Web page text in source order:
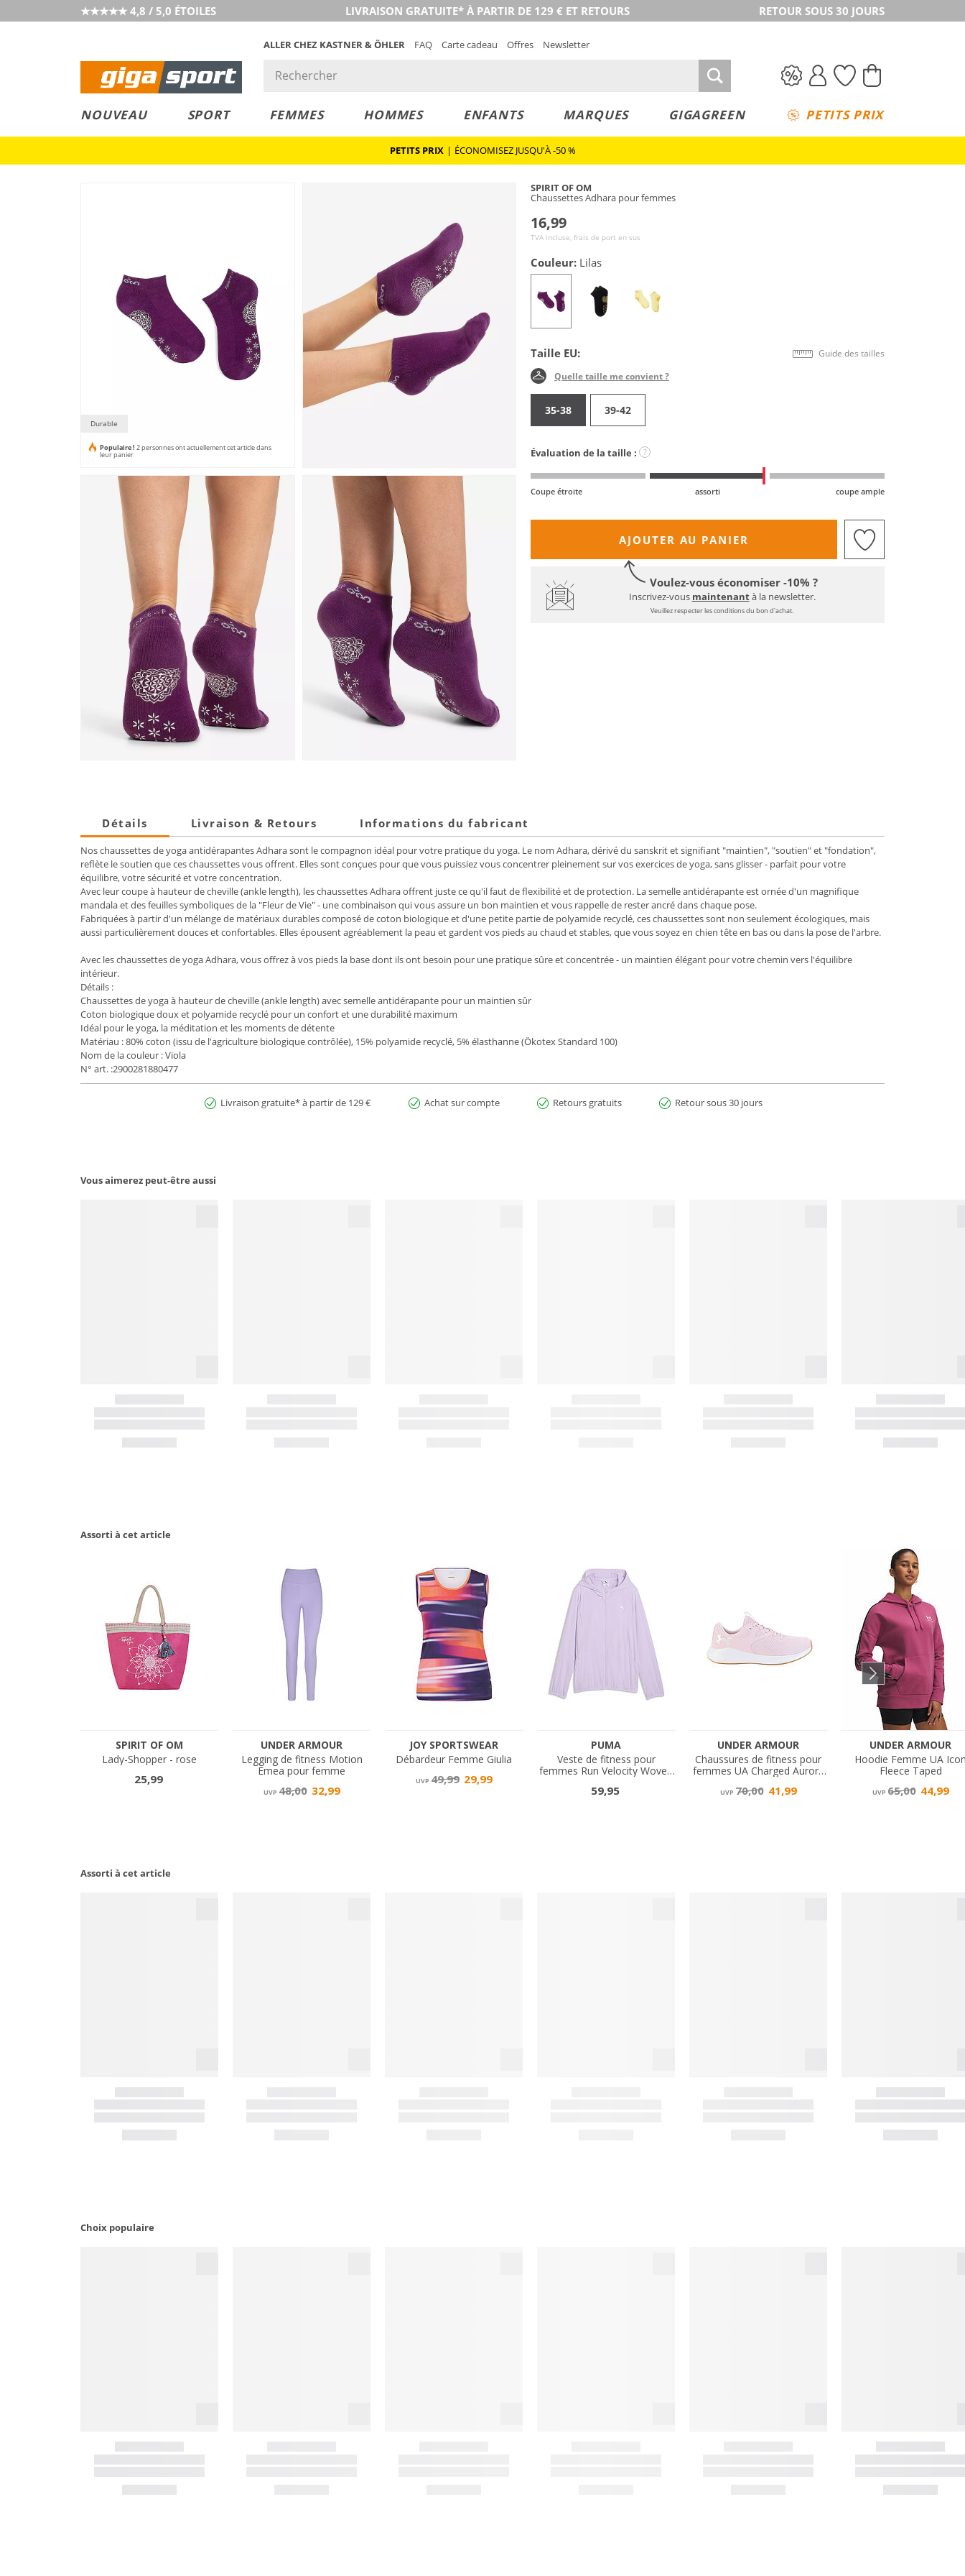
★★★★★ 4,8 / 5,0 ÉTOILES LIVRAISON GRATUITE* À PARTIR DE 129 € ET RETOURS RETOUR SOUS 30 JOURS
ALLER CHEZ KASTNER & ÖHLER FAQ Carte cadeau Offres Newsletter
NOUVEAU SPORT FEMMES HOMMES ENFANTS MARQUES GIGAGREEN PETITS PRIX
PETITS PRIX | ÉCONOMISEZ JUSQU'À -50 %
Durable
Populaire ! 2 personnes ont actuellement cet article dans
leur panier
SPIRIT OF OM
Chaussettes Adhara pour femmes
16,99
TVA incluse, frais de port en sus
Couleur: Lilas
Taille EU: Guide des tailles
Quelle taille me convient ?
35-38 39-42
Évaluation de la taille : ?
Coupe étroite assorti coupe ample
AJOUTER AU PANIER
Voulez-vous économiser -10% ?
Inscrivez-vous maintenantà la newsletter.
Veuillez respecter les conditions du bon d'achat.
Détails Livraison & Retours Informations du fabricant
Noschaussettes de yoga antidérapantes Adharasont le compagnon idéal pour votre pratique du yoga. Le nom Adhara, dérivé du sanskrit et signifiant "maintien", "soutien" et "fondation",
reflète le soutien que ces chaussettes vous offrent. Elles sont conçues pour que vous puissiez vous concentrer pleinement sur vos exercices de yoga, sans glisser - parfait pour votre
équilibre, votre sécurité et votre concentration.
Avec leur coupe à hauteur de cheville (ankle length), les chaussettesAdharaoffrent juste ce qu'il faut de flexibilité et de protection. La semelle antidérapante est ornée d'un magnifique
mandala et des feuilles symboliques de la "Fleur de Vie" - une combinaison qui vous assure un bon maintien et vous rappelle de rester ancré dans chaque pose.
Fabriquées à partir d'un mélange de matériaux durables composé de coton biologique et d'une petite partie de polyamide recyclé, ces chaussettes sont non seulement écologiques, mais
aussi particulièrement douces et confortables. Elles épousent agréablement la peau et gardent vos pieds au chaud et stables, que vous soyez en chien tête en bas ou dans la pose de l'arbre.
Avec les chaussettes de yogaAdhara, vous offrez à vos pieds la base dont ils ont besoin pour une pratique sûre et concentrée - un maintien élégant pour votre chemin vers l'équilibre
intérieur.
Détails :
Chaussettes de yoga à hauteur de cheville (ankle length) avec semelle antidérapante pour un maintien sûr
Coton biologique doux et polyamide recyclé pour un confort et une durabilité maximum
Idéal pour le yoga, la méditation et les moments de détente
Matériau : 80% coton (issu de l'agriculture biologique contrôlée), 15% polyamide recyclé, 5% élasthanne (Ökotex Standard 100)
Nom de la couleur : Viola
N° art. :2900281880477
Livraison gratuite* à partir de 129 € Achat sur compte Retours gratuits Retour sous 30 jours
Vous aimerez peut-être aussi
Assorti à cet article
Assorti à cet article
Choix populaire